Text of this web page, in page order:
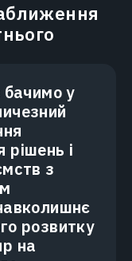
у
рішень і
з
розвитку
на